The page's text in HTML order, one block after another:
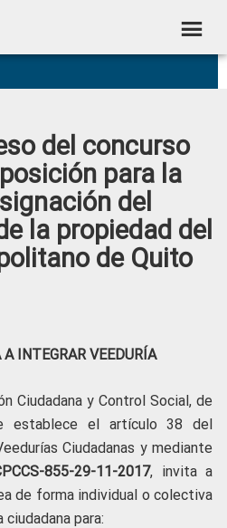
del concurso
para la
del
la propiedad del
de Quito
INTEGRAR VEEDURÍA
Ciudadana y Control Social, de
establece el artículo 38 del
Ciudadanas y mediante
855-29-11-2017, invita a
de forma individual o colectiva
para: